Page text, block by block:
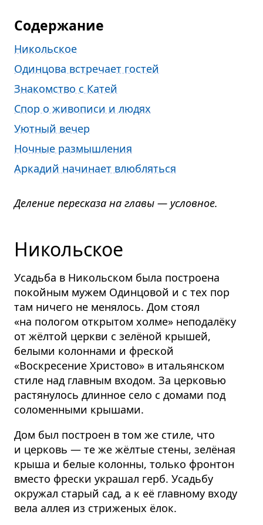
Содержание
Никольское
Одинцова встречает гостей
Знакомство с Катей
Спор о живописи и людях
Уютный вечер
Ночные размышления
Аркадий начинает влюбляться
Деление пересказа на главы — условное.
Никольское
Усадьба в Никольском была построена
покойным мужем Одинцовой и с тех пор
там ничего не менялось. Дом стоял
«на пологом открытом холме» неподалёку
от жёлтой церкви с зелёной крышей,
белыми колоннами и фреской
«Воскресение Христово» в итальянском
стиле над главным входом. За церковью
растянулось длинное село с домами под
соломенными крышами.
Дом был построен в том же стиле, что
и церковь — те же жёлтые стены, зелёная
крыша и белые колонны, только фронтон
вместо фрески украшал герб. Усадьбу
окружал старый сад, а к её главному входу
вела аллея из стриженых ёлок.